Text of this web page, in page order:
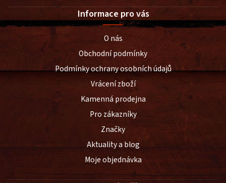
Informace pro vás
O nás
Obchodní podmínky
Podmínky ochrany osobních údajů
Vrácení zboží
Kamenná prodejna
Pro zákazníky
Značky
Aktuality a blog
Moje objednávka